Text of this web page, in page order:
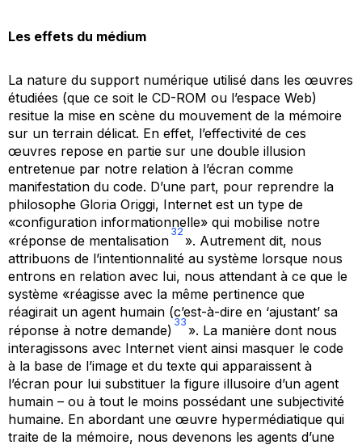
Les effets du médium
La nature du support numérique utilisé dans les œuvres
étudiées (que ce soit le CD-ROM ou l’espace Web)
resitue la mise en scène du mouvement de la mémoire
sur un terrain délicat. En effet, l’effectivité de ces
œuvres repose en partie sur une double illusion
entretenue par notre relation à l’écran comme
manifestation du code. D’une part, pour reprendre la
philosophe Gloria Origgi, Internet est un type de
«configuration informationnelle» qui mobilise notre
«réponse de mentalisation
32
». Autrement dit, nous
attribuons de l’intentionnalité au système lorsque nous
entrons en relation avec lui, nous attendant à ce que le
système «réagisse avec la même pertinence que
réagirait un agent humain (c’est-à-dire en ‘ajustant’ sa
réponse à notre demande)
33
». La manière dont nous
interagissons avec Internet vient ainsi masquer le code
à la base de l’image et du texte qui apparaissent à
l’écran pour lui substituer la figure illusoire d’un agent
humain – ou à tout le moins possédant une subjectivité
humaine. En abordant une œuvre hypermédiatique qui
traite de la mémoire, nous devenons les agents d’une